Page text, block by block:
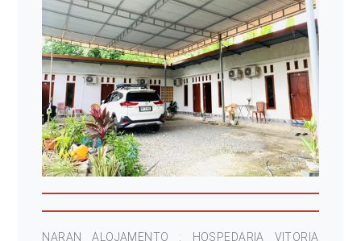
NARAN ALOJAMENTO : HOSPEDARIA VITORIA